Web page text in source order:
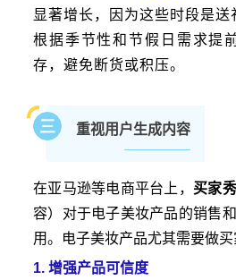
显著增长，因为这些时段是送
根据季节性和节假日需求提
存，避免断货或积压。
三 重视用户生成内容
在亚马逊等电商平台上， 买家
容）对于电子美妆产品的销售
用。电子美妆产品尤其需要做买
1. 增强产品可信度